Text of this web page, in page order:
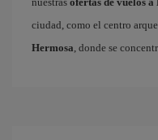
ciudad, como el centro
Hermosa , donde se